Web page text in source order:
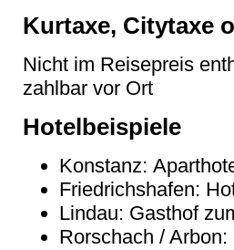
Kurtaxe, Citytaxe
Nicht im Reisepreis
zahlbar vor Ort
Hotelbeispiele
Konstanz:
Friedrichshafen:
Lindau: Gasthof
Rorschach /